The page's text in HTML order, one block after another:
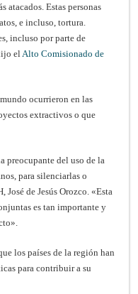
atacados. Estas personas
e incluso, tortura.
incluso por parte de
el Alto Comisionado de
ocurrieron en las
extractivos o que
preocupante del uso de la
para silenciarlas o
de Jesús Orozco. «Esta
es tan importante y
los países de la región han
para contribuir a su